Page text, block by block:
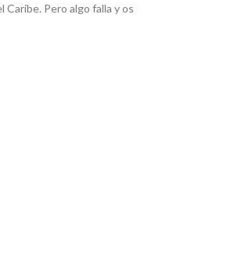
Pero algo falla y os